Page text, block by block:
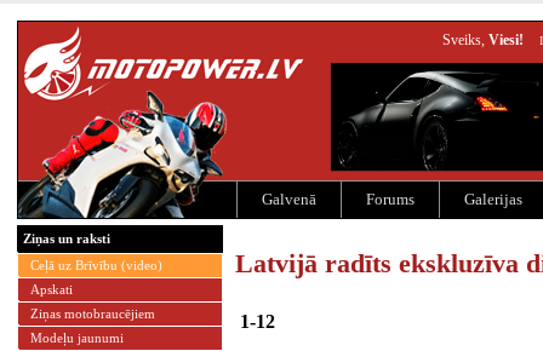
Sveiks, Viesi!
Galvenā Forums Galerijas
Ziņas un raksti
Ceļā uz Brīvību (video)
Apskati
Ziņas motobraucējiem
Modeļu jaunumi
Latvijā radīts ekskluzīva
1-12